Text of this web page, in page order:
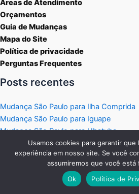
Áreas de Atendimento
Orçamentos
Guia de Mudanças
Mapa do Site
Política de privacidade
Perguntas Frequentes
Posts recentes
Mudança São Paulo para Ilha Comprida
Mudança São Paulo para Iguape
Mudança São Paulo para Ubatuba
Mudança São Paulo para São Sebastião
Mudança São Paulo para Ilhabela
Atendemos todo o Estado de São Paulo
Residenciais e Comerciais.
Usamos cookies para garantir que
experiência em nosso site. Se você
assumiremos que você está
Ok
Política de